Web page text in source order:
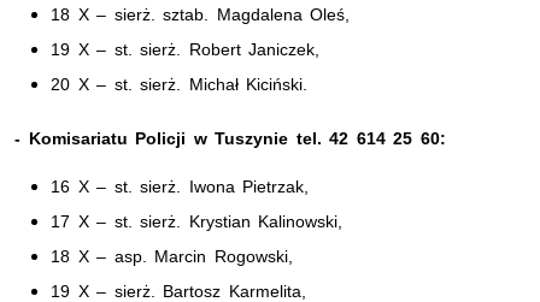
18 X – sierż. sztab. Magdalena Oleś,
19 X – st. sierż. Robert Janiczek,
20 X – st. sierż. Michał Kiciński.
- Komisariatu Policji w Tuszynie tel. 42 614 25 60:
16 X – st. sierż. Iwona Pietrzak,
17 X – st. sierż. Krystian Kalinowski,
18 X – asp. Marcin Rogowski,
19 X – sierż. Bartosz Karmelita,